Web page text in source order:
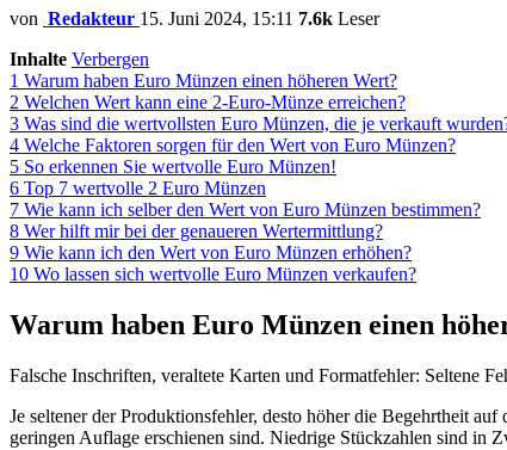
von Redakteur 15. Juni 2024, 15:11 7.6k Leser
Inhalte Verbergen
1 Warum haben Euro Münzen einen höheren Wert?
2 Welchen Wert kann eine 2-Euro-Münze erreichen?
3 Was sind die wertvollsten Euro Münzen, die je verkauft
4 Welche Faktoren sorgen für den Wert von Euro Münzen?
5 So erkennen Sie wertvolle Euro Münzen!
6 Top 7 wertvolle 2 Euro Münzen
7 Wie kann ich selber den Wert von Euro Münzen bestimmen?
8 Wer hilft mir bei der genaueren Wertermittlung?
9 Wie kann ich den Wert von Euro Münzen erhöhen?
10 Wo lassen sich wertvolle Euro Münzen verkaufen?
Warum haben Euro Münzen einen
Falsche Inschriften, veraltete Karten und Formatfehler: Seltene
Je seltener der Produktionsfehler, desto höher die Begehrtheit
geringen Auflage erschienen sind. Niedrige Stückzahlen sind in